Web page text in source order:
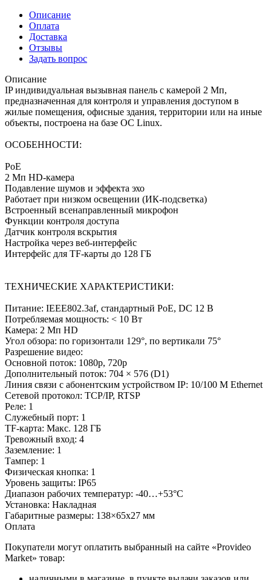
Описание
Оплата
Доставка
Отзывы
Задать вопрос
Описание
IP индивидуальная вызывная панель с камерой 2 Мп,
предназначенная для контроля и управления доступом в
жилые помещения, офисные здания, территории или на иные
объекты, построена на базе ОС Linux.
ОСОБЕННОСТИ:
PoE
2 Мп HD-камера
Подавление шумов и эффекта эхо
Работает при низком освещении (ИК-подсветка)
Встроенный всенаправленный микрофон
Функции контроля доступа
Датчик контроля вскрытия
Настройка через веб-интерфейс
Интерфейс для TF-карты до 128 ГБ
ТЕХНИЧЕСКИЕ ХАРАКТЕРИСТИКИ:
Питание: IEEE802.3af, стандартный PoE, DС 12 В
Потребляемая мощность: < 10 Вт
Камера: 2 Мп HD
Угол обзора: по горизонтали 129°, по вертикали 75°
Разрешение видео:
Основной поток: 1080p, 720p
Дополнительный поток: 704 × 576 (D1)
Линия связи с абонентским устройством IP: 10/100 M Ethernet
Сетевой протокол: TCP/IP, RTSP
Реле: 1
Служебный порт: 1
TF-карта: Макс. 128 ГБ
Тревожный вход: 4
Заземление: 1
Тампер: 1
Физическая кнопка: 1
Уровень защиты: IP65
Диапазон рабочих температур: -40…+53°С
Установка: Накладная
Габаритные размеры: 138×65x27 мм
Оплата
Покупатели могут оплатить выбранный на сайте «Provideo
Market» товар: